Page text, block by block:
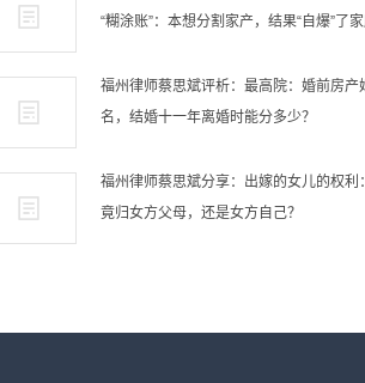
“糊涂账”：本想分割家产，结果“自爆”了
福州律师蔡思斌评析：最高院：婚前房产
名，结婚十一年离婚时能分多少？
福州律师蔡思斌分享：出嫁的女儿的权利
竟归女方父母，还是女方自己？